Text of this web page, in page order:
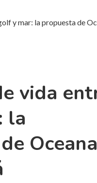
y mar: la propuesta de
vida
la
Oceana